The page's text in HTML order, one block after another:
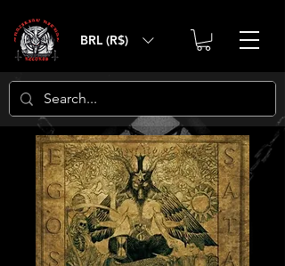
BRL (R$)